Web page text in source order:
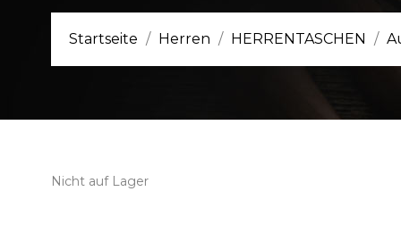
Startseite Herren HERRENTASCHEN
Nicht auf Lager